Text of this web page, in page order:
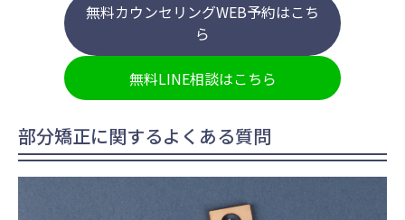
無料カウンセリングWEB予約はこち
ら
無料LINE相談はこちら
部分矯正に関するよくある質問